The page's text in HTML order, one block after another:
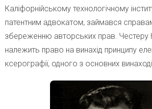
Каліфорнійському технологічному
патентним адвокатом, займався
збереженню авторських прав. Честеру
належить право на винахід принципу
ксерографії, одного з основних